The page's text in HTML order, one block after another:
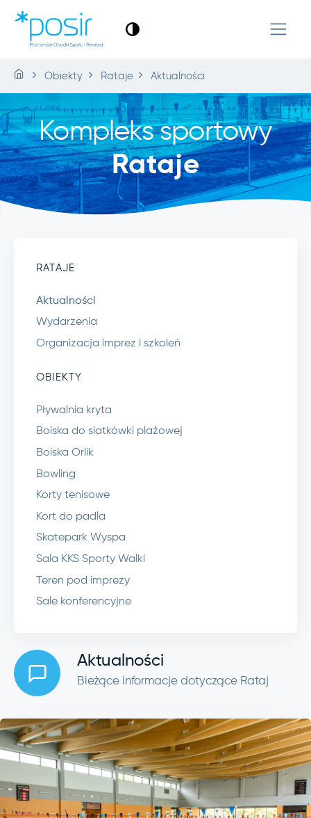
Obiekty Rataje Aktualności
Kompleks sportowy
Rataje
RATAJE
Aktualności
Wydarzenia
Organizacja imprez i szkoleń
OBIEKTY
Pływalnia kryta
Boiska do siatkówki plażowej
Boiska Orlik
Bowling
Korty tenisowe
Kort do padla
Skatepark Wyspa
Sala KKS Sporty Walki
Teren pod imprezy
Sale konferencyjne
Aktualności
Bieżące informacje dotyczące Rataj